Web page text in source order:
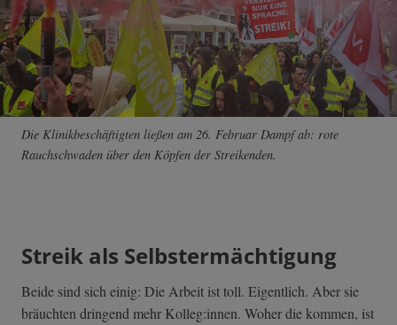
Die Klinikbeschäftigten ließen am 26. Februar Dampf ab: rote
Rauchschwaden über den Köpfen der Streikenden.
Streik als Selbstermächtigung
Beide sind sich einig: Die Arbeit ist toll. Eigentlich. Aber sie
bräuchten dringend mehr Kolleg:innen. Woher die kommen, ist